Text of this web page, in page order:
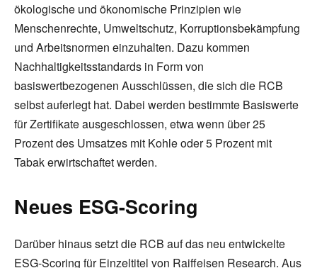
ökologische und ökonomische Prinzipien wie
Menschenrechte, Umweltschutz, Korruptionsbekämpfung
und Arbeitsnormen einzuhalten. Dazu kommen
Nachhaltigkeitsstandards in Form von
basiswertbezogenen Ausschlüssen, die sich die RCB
selbst auferlegt hat. Dabei werden bestimmte Basiswerte
für Zertifikate ausgeschlossen, etwa wenn über 25
Prozent des Umsatzes mit Kohle oder 5 Prozent mit
Tabak erwirtschaftet werden.
Neues ESG-Scoring
Darüber hinaus setzt die RCB auf das neu entwickelte
ESG-Scoring für Einzeltitel von Raiffeisen Research. Aus